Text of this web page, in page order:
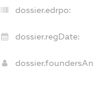
dossier.edrpo:
dossier.regDate: